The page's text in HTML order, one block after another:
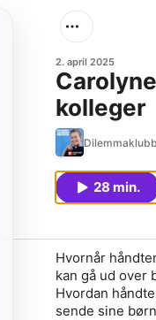
2. april 2025
kolleger
28 min.
Hvornår
kan gå ud over
Hvordan
sende sine